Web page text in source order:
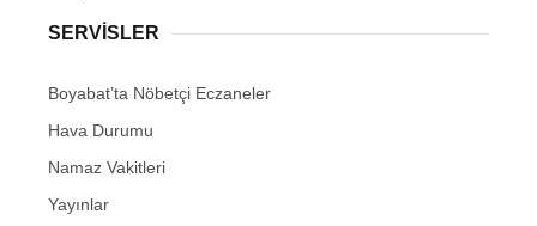
SERVISLER
Boyabat’ta Nöbetçi Eczaneler
Hava Durumu
Namaz Vakitleri
Yayınlar